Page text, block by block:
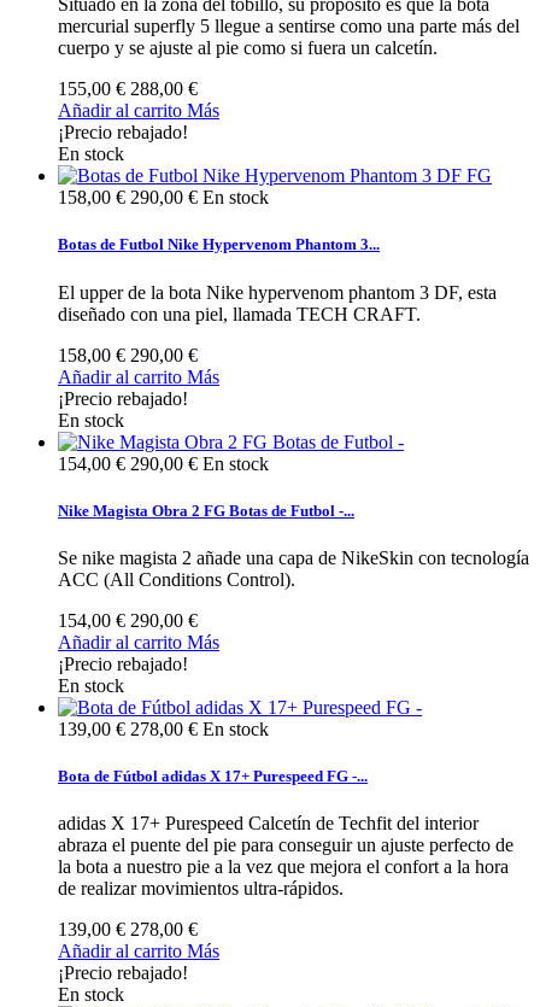
Situado en la zona del tobillo, su propósito es que la bota
mercurial superfly 5 llegue a sentirse como una parte más del
cuerpo y se ajuste al pie como si fuera un calcetín.
155,00 € 288,00 €
Añadir al carrito Más
¡Precio rebajado!
En stock
158,00 € 290,00 € En stock
Botas de Futbol Nike Hypervenom Phantom 3...
El upper de la bota Nike hypervenom phantom 3 DF, esta
diseñado con una piel, llamada TECH CRAFT.
158,00 € 290,00 €
Añadir al carrito Más
¡Precio rebajado!
En stock
154,00 € 290,00 € En stock
Nike Magista Obra 2 FG Botas de Futbol -...
Se nike magista 2 añade una capa de NikeSkin con tecnología
ACC (All Conditions Control).
154,00 € 290,00 €
Añadir al carrito Más
¡Precio rebajado!
En stock
139,00 € 278,00 € En stock
Bota de Fútbol adidas X 17+ Purespeed FG -...
adidas X 17+ Purespeed Calcetín de Techfit del interior
abraza el puente del pie para conseguir un ajuste perfecto de
la bota a nuestro pie a la vez que mejora el confort a la hora
de realizar movimientos ultra-rápidos.
139,00 € 278,00 €
Añadir al carrito Más
¡Precio rebajado!
En stock